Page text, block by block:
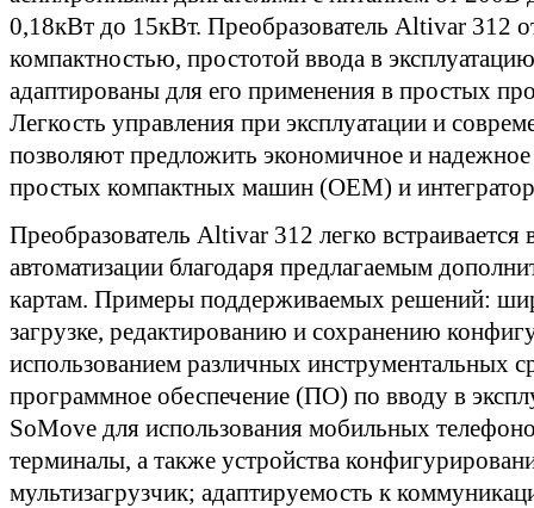
0,18кВт до 15кВт. Преобразователь Altivar 312
компактностью, простотой ввода в
адаптированы для его применения в простых
Легкость управления при эксплуатации и
позволяют предложить экономичное и
простых компактных машин (OEM) и
Преобразователь Altivar 312 легко
автоматизации благодаря предлагаемым
картам. Примеры поддерживаемых решений:
загрузке, редактированию и сохранению
использованием различных инструментальных
программное обеспечение (ПО) по вводу в
SoMove для использования мобильных
терминалы, а также устройства
мультизагрузчик; адаптируемость к